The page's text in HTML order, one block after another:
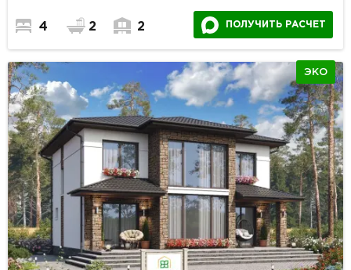
4 2 2 ПОЛУЧИТЬ РАСЧЕТ
ЭКО